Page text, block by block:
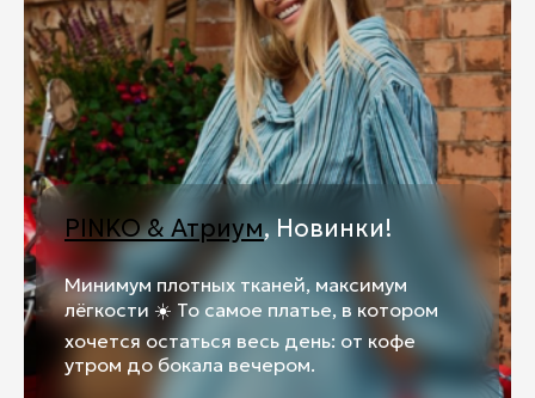
Детям
О торговом центре
Контакты
Ваканcии
Заявка на аренду
Рекламные услуги
Контакты
PINKO & Атриум, Новинки!
Минимум плотных тканей, максимум
лёгкости ☀️ То самое платье, в котором
хочется остаться весь день: от кофе
утром до бокала вечером.
Title